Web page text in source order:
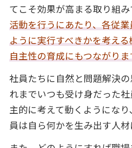
てこそ効果が高まる取り組み
活動を行うにあたり、各従
ように実行すべきかを考え
自主性の育成にもつながりま
社員たちに自然と問題解決
れまでいつも受け身だった
主的に考えて動くようにな
員は自ら何かを生み出す人材